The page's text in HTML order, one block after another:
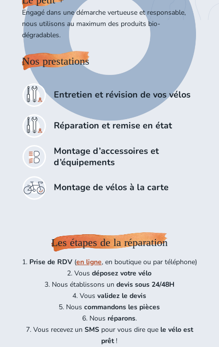
Engagé dans une démarche vertueuse et responsable,
nous utilisons au maximum des produits bio-
dégradables.
Nos prestations
Entretien et révision de vos vélos
Réparation et remise en état
Montage d’accessoires et
d’équipements
Montage de vélos à la carte
Les étapes de la réparation
1. Prise de RDV(en ligne, en boutique ou par téléphone)
2. Vousdéposez votre vélo
3. Nous établissons un devis sous 24/48H
4. Vousvalidez le devis
5. Nouscommandons les pièces
6. Nous réparons.
7. Vous recevez un SMSpour vous dire que le vélo est
prêt!